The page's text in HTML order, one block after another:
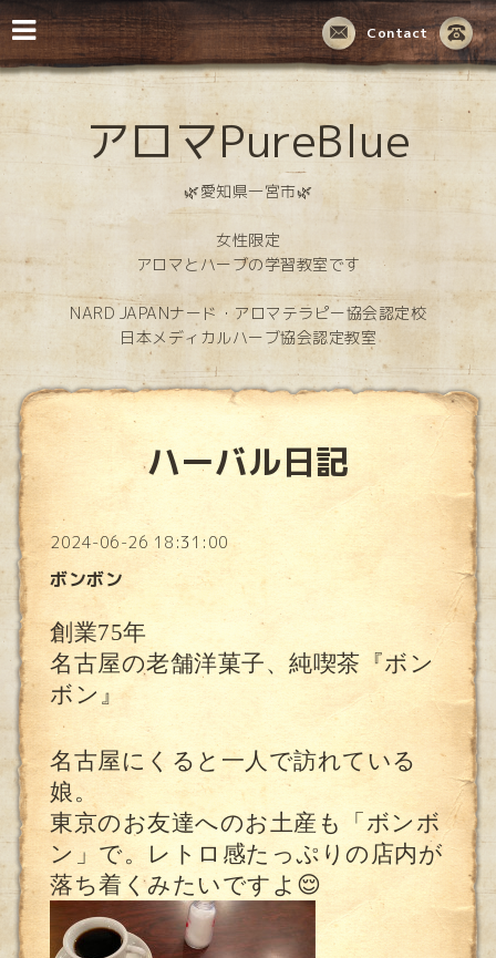
Contact
アロマPureBlue
🌿愛知県一宮市🌿
女性限定
アロマとハーブの学習教室です
NARD JAPANナード・アロマテラピー協会認定校
日本メディカルハーブ協会認定教室
ハーバル日記
2024-06-26 18:31:00
ボンボン
創業75年
名古屋の老舗洋菓子、純喫茶『ボン
ボン』
名古屋にくると一人で訪れている
娘。
東京のお友達へのお土産も「ボンボ
ン」で。レトロ感たっぷりの店内が
落ち着くみたいですよ😌